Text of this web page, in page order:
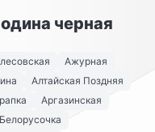
черная
Ажурная
Алтайская Поздняя
Аргазинская
Белорусочка